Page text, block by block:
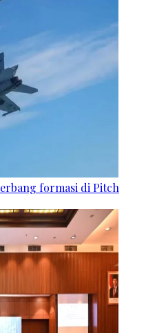
formasi di Pitch